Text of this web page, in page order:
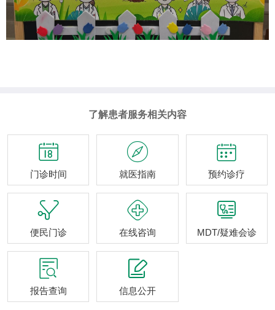
了解患者服务相关内容

门诊时间

就医指南

预约诊疗

便民门诊

在线咨询

MDT/疑难会诊

报告查询

信息公开